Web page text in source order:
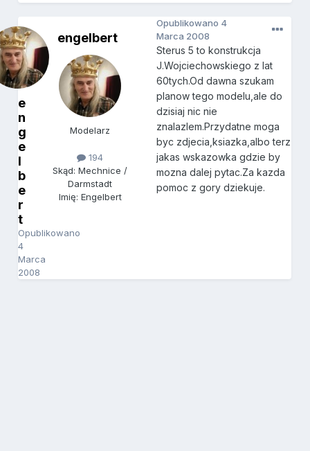
e
n
g
e
l
b
e
r
t
Opublikowano
4
Marca
2008
engelbert
Modelarz
194
Skąd: Mechnice /
Darmstadt
Imię: Engelbert
Opublikowano 4
Marca 2008
Sterus 5 to konstrukcja
J.Wojciechowskiego z lat
60tych.Od dawna szukam
planow tego modelu,ale do
dzisiaj nic nie
znalazlem.Przydatne moga
byc zdjecia,ksiazka,albo terz
jakas wskazowka gdzie by
mozna dalej pytac.Za kazda
pomoc z gory dziekuje.